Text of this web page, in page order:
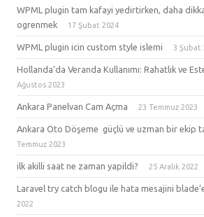
WPML plugin tam kafayi yedirtirken, daha
ogrenmek
17 Şubat 2024
WPML plugin icin custom style islemi 3 Şubat
Hollanda’da Veranda Kullanımı: Rahatlık ve
Ağustos 2023
Ankara Panelvan Cam Açma 23 Temmuz 2023
Ankara Oto Döşeme güçlü ve uzman bir ekip
Temmuz 2023
ilk akilli saat ne zaman yapildi? 25 Aralık 2022
Laravel try catch blogu ile hata mesajini
2022